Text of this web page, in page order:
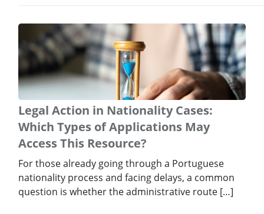
Legal Action in Nationality Cases:
Which Types of Applications May
Access This Resource?
For those already going through a Portuguese
nationality process and facing delays, a common
question is whether the administrative route […]